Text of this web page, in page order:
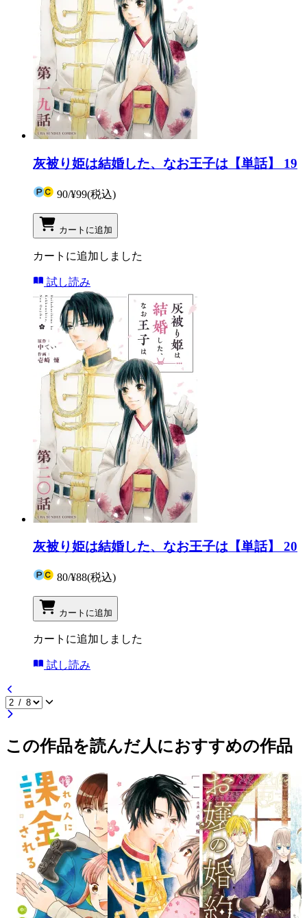
灰被り姫は結婚した、なお王子は【単話】 19
90/¥99(税込)
カートに追加
カートに追加しました
試し読み
灰被り姫は結婚した、なお王子は【単話】 20
80/¥88(税込)
カートに追加
カートに追加しました
試し読み
この作品を読んだ人におすすめの作品